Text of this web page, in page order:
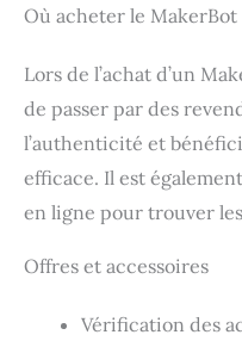
Où acheter le
Lors de l’achat d’un
de passer par des
l’authenticité et
efficace. Il est
en ligne pour trouver
Offres et accessoires
Vérification des